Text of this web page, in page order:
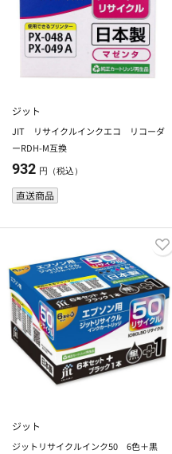
ジット
JIT リサイクルインクエコ リコーダ
ーRDH-M互換
932 円（税込）
直送商品
ジット
ジットリサイクルインク50 6色＋黒